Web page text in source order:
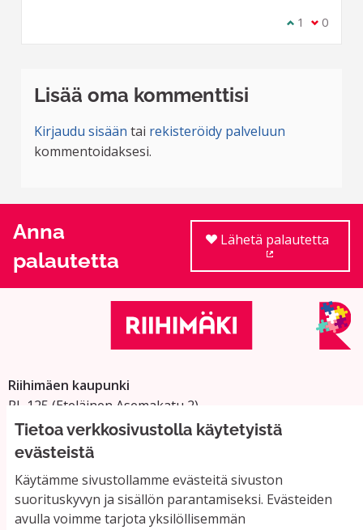
Tietoa verkkosivustolla käytetyistä
evästeistä
Käytämme sivustollamme evästeitä sivuston
suorituskyvyn ja sisällön parantamiseksi. Evästeiden
avulla voimme tarjota yksilöllisemmän
Olen samaa
1 Olen eri
0
Lisää oma kommenttisi
Kirjaudu sisään tai rekisteröidy palveluun
kommentoidaksesi.
Anna
palautetta
Lähetä palautetta
Riihimäen kaupunki
PL 125 (Eteläinen Asemakatu 2)
11101 Riihimäki
Vaihde: 019 758 4000
Sähköpostiosoitteet:
etunimi.sukunimi@riihimaki.fi